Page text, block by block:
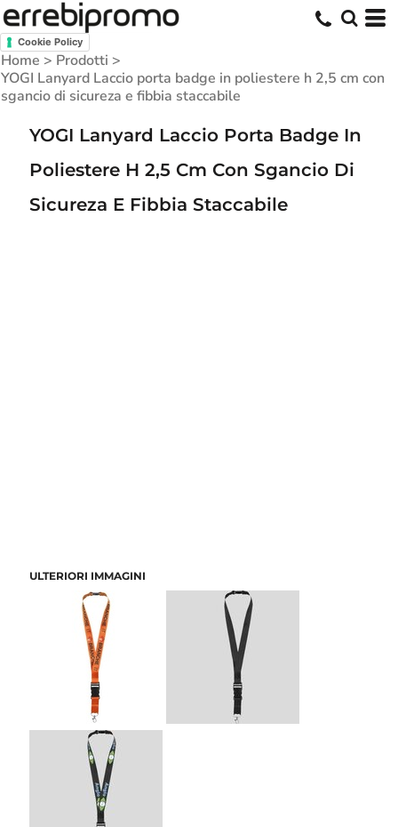
Cookie Policy
Home > Prodotti >
YOGI Lanyard Laccio porta badge in poliestere h 2,5 cm con
sgancio di sicureza e fibbia staccabile
YOGI Lanyard Laccio Porta Badge In
Poliestere H 2,5 Cm Con Sgancio Di
Sicureza E Fibbia Staccabile
ULTERIORI IMMAGINI